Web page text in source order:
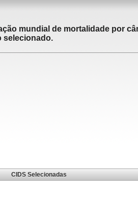
mundial de mortalidade por
selecionado.
CIDS Selecionadas